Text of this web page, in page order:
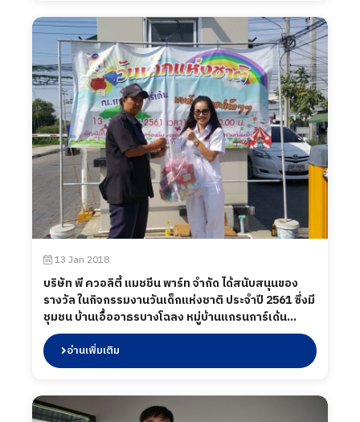
13 Jan 2018
บริษัท พี ควอลิตี้ แมชชีน พาร์ท จำกัด ได้สนับสนุนของ
รางวัล ในกิจกรรมงานวันเด็กแห่งชาติ ประจำปี 2561 ซึ่งมี
ชุมชน บ้านเอื้ออาธรบางโฉลง หมู่บ้านแกรนการ์เด้น
ชุมชนสุเหร่าบางกะสี เมื่อวันที่ 13 มกราคม 2561.
อ่านเพิ่มเติม